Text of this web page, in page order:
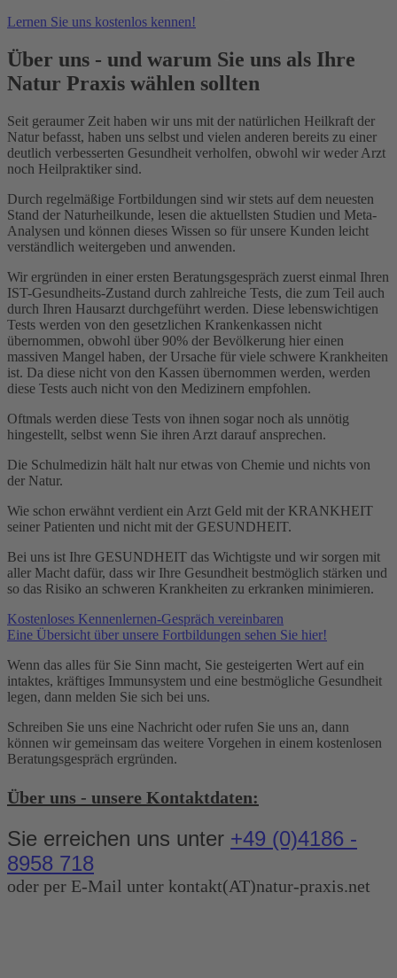
Lernen Sie uns kostenlos kennen!
Über uns - und warum Sie uns als Ihre
Natur Praxis wählen sollten
Seit geraumer Zeit haben wir uns mit der natürlichen Heilkraft der
Natur befasst, haben uns selbst und vielen anderen bereits zu einer
deutlich verbesserten Gesundheit verholfen, obwohl wir weder Arzt
noch Heilpraktiker sind.
Durch regelmäßige Fortbildungen sind wir stets auf dem neuesten
Stand der Naturheilkunde, lesen die aktuellsten Studien und Meta-
Analysen und können dieses Wissen so für unsere Kunden leicht
verständlich weitergeben und anwenden.
Wir ergründen in einer ersten Beratungsgespräch zuerst einmal Ihren
IST-Gesundheits-Zustand durch zahlreiche Tests, die zum Teil auch
durch Ihren Hausarzt durchgeführt werden. Diese lebenswichtigen
Tests werden von den gesetzlichen Krankenkassen nicht
übernommen, obwohl über 90% der Bevölkerung hier einen
massiven Mangel haben, der Ursache für viele schwere Krankheiten
ist. Da diese nicht von den Kassen übernommen werden, werden
diese Tests auch nicht von den Medizinern empfohlen.
Oftmals werden diese Tests von ihnen sogar noch als unnötig
hingestellt, selbst wenn Sie ihren Arzt darauf ansprechen.
Die Schulmedizin hält halt nur etwas von Chemie und nichts von
der Natur.
Wie schon erwähnt verdient ein Arzt Geld mit der KRANKHEIT
seiner Patienten und nicht mit der GESUNDHEIT.
Bei uns ist Ihre GESUNDHEIT das Wichtigste und wir sorgen mit
aller Macht dafür, dass wir Ihre Gesundheit bestmöglich stärken und
so das Risiko an schweren Krankheiten zu erkranken minimieren.
Kostenloses Kennenlernen-Gespräch vereinbaren
Eine Übersicht über unsere Fortbildungen sehen Sie hier!
Wenn das alles für Sie Sinn macht, Sie gesteigerten Wert auf ein
intaktes, kräftiges Immunsystem und eine bestmögliche Gesundheit
legen, dann melden Sie sich bei uns.
Schreiben Sie uns eine Nachricht oder rufen Sie uns an, dann
können wir gemeinsam das weitere Vorgehen in einem kostenlosen
Beratungsgespräch ergründen.
Über uns - unsere Kontaktdaten:
Sie erreichen uns unter +49 (0)4186 -
8958 718
oder per E-Mail unter kontakt(AT)natur-praxis.net